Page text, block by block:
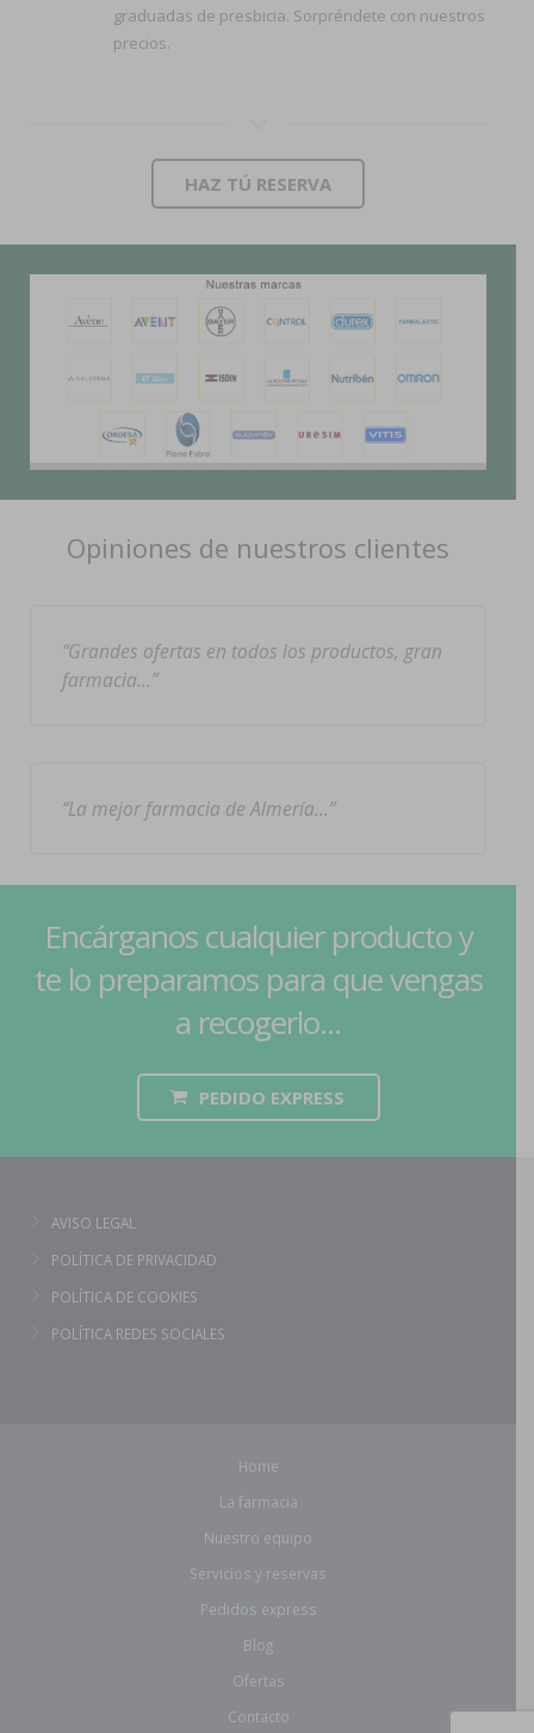
graduadas de presbicia. Sorpréndete con nuestros
precios.
HAZ TÚ RESERVA
Opiniones de nuestros clientes
Grandes ofertas en todos los productos, gran
farmacia…
La mejor farmacia de Almería…
Encárganos cualquier producto y
te lo preparamos para que vengas
a recogerlo...
PEDIDO EXPRESS
AVISO LEGAL
POLÍTICA DE PRIVACIDAD
POLÍTICA DE COOKIES
POLÍTICA REDES SOCIALES
Home
La farmacia
Nuestro equipo
Servicios y reservas
Pedidos express
Blog
Ofertas
Contacto